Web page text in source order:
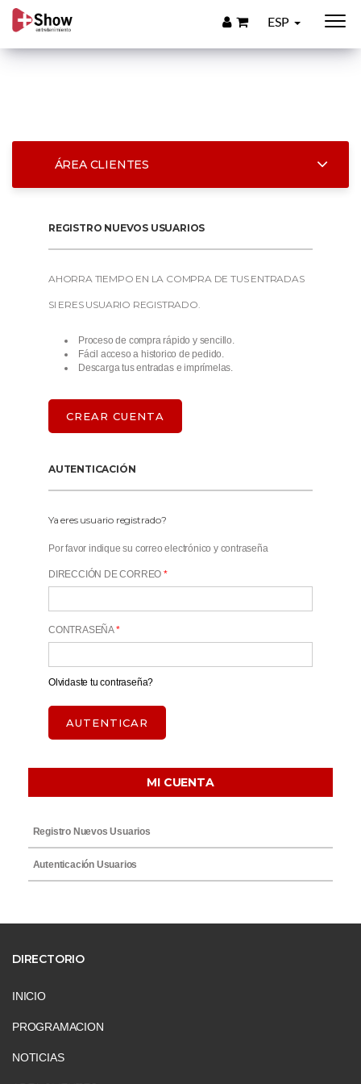
ESP
ÁREA CLIENTES
REGISTRO NUEVOS USUARIOS
AHORRA TIEMPO EN LA COMPRA DE TUS ENTRADAS
SI ERES USUARIO REGISTRADO.
Proceso de compra rápido y sencillo.
Fácil acceso a historico de pedido.
Descarga tus entradas e imprímelas.
CREAR CUENTA
AUTENTICACIÓN
Ya eres usuario registrado?
Por favor indique su correo electrónico y contraseña
DIRECCIÓN DE CORREO*
CONTRASEÑA*
Olvidaste tu contraseña?
AUTENTICAR
MI CUENTA
Registro Nuevos Usuarios
Autenticación Usuarios
DIRECTORIO
INICIO
PROGRAMACION
NOTICIAS